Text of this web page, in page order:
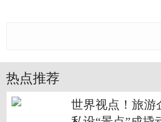
热点推荐
世界视点！旅游